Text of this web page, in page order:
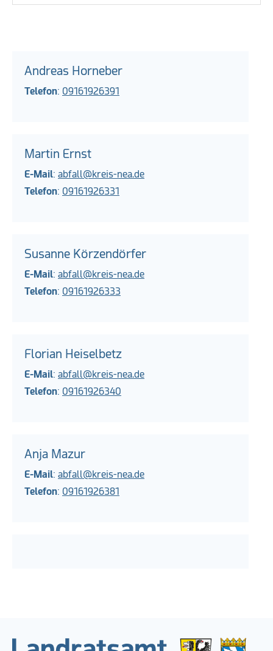
Andreas Horneber
Telefon: 09161926391
Martin Ernst
E-Mail: abfall@kreis-nea.de
Telefon: 09161926331
Susanne Körzendörfer
E-Mail: abfall@kreis-nea.de
Telefon: 09161926333
Florian Heiselbetz
E-Mail: abfall@kreis-nea.de
Telefon: 09161926340
Anja Mazur
E-Mail: abfall@kreis-nea.de
Telefon: 09161926381